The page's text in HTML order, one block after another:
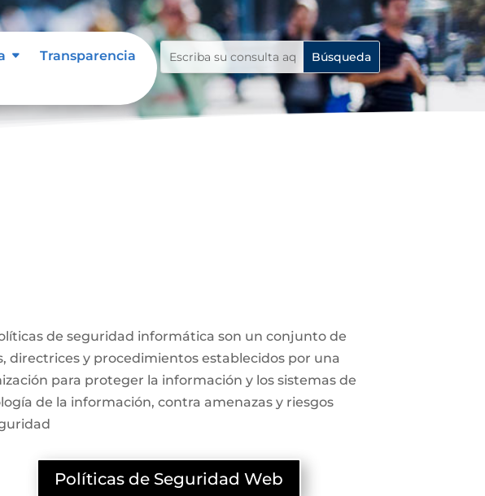
Transparencia
de seguridad informática son un conjunto de
directrices y procedimientos establecidos por una
para proteger la información y los sistemas de
de la información, contra amenazas y riesgos
Políticas de Seguridad Web